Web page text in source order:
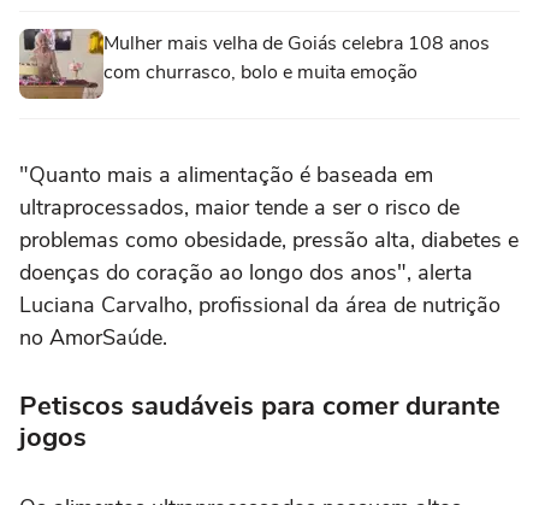
Mulher mais velha de Goiás celebra 108 anos
com churrasco, bolo e muita emoção
"Quanto mais a alimentação é baseada em
ultraprocessados, maior tende a ser o risco de
problemas como obesidade, pressão alta, diabetes e
doenças do coração ao longo dos anos", alerta
Luciana Carvalho, profissional da área de nutrição
no AmorSaúde.
Petiscos saudáveis para comer durante
jogos